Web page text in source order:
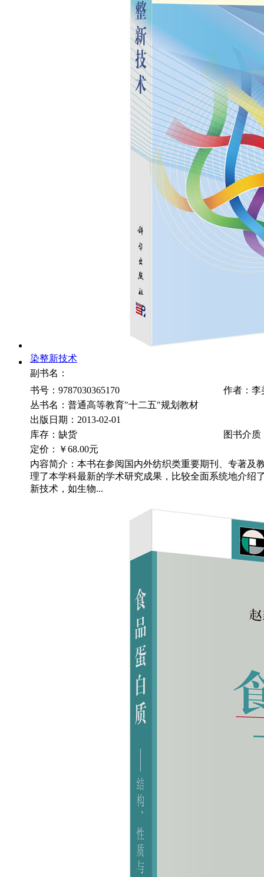
染整新技术
副书名：
书号：9787030365170
作者：李
丛书名：普通高等教育"十二五"规划教材
出版日期：2013-02-01
库存：缺货
图书介质
定价：
￥68.00元
内容简介：本书在参阅国内外纺织类重要期刊、专著及
理了本学科最新的学术研究成果，比较全面系统地介绍
新技术，如生物...